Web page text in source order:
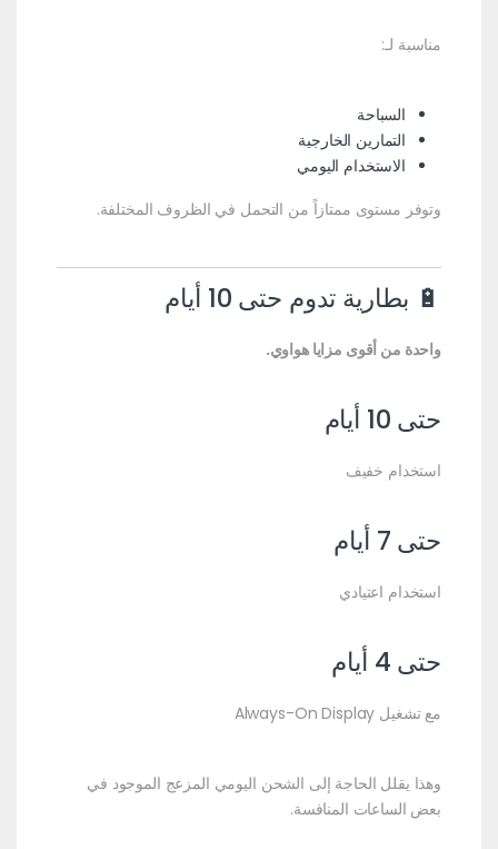
مناسبة لـ:
السباحة
التمارين الخارجية
الاستخدام اليومي
وتوفر مستوى ممتازاً من التحمل في الظروف المختلفة.
🔋 بطارية تدوم حتى 10 أيام
واحدة من أقوى مزايا هواوي.
حتى 10 أيام
استخدام خفيف
حتى 7 أيام
استخدام اعتيادي
حتى 4 أيام
مع تشغيل Always-On Display
وهذا يقلل الحاجة إلى الشحن اليومي المزعج الموجود في
بعض الساعات المنافسة.